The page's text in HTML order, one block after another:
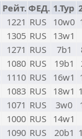
Рейт.ФЕД. 1.Тур
1221 RUS 10w0
1305 RUS 13w1
1271 RUS 7b1
1080 RUS 19b1
1110 RUS 16w1
1083 RUS 18w1
1071 RUS 3w0
1000 RUS 14w1
1090 RUS 20b1